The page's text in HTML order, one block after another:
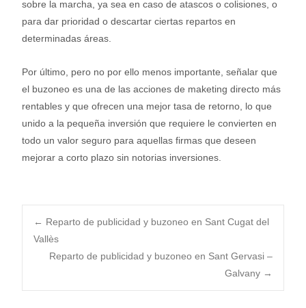
sobre la marcha, ya sea en caso de atascos o colisiones, o
para dar prioridad o descartar ciertas repartos en
determinadas áreas.
Por último, pero no por ello menos importante, señalar que
el buzoneo es una de las acciones de maketing directo más
rentables y que ofrecen una mejor tasa de retorno, lo que
unido a la pequeña inversión que requiere le convierten en
todo un valor seguro para aquellas firmas que deseen
mejorar a corto plazo sin notorias inversiones.
Post
navigation
← Reparto de publicidad y buzoneo en Sant Cugat del
Vallès
Reparto de publicidad y buzoneo en Sant Gervasi –
Galvany →